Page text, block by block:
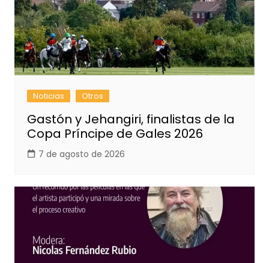
Noticias Otros
Gastón y Jehangiri, finalistas de la
Copa Príncipe de Gales 2026
7 de agosto de 2026